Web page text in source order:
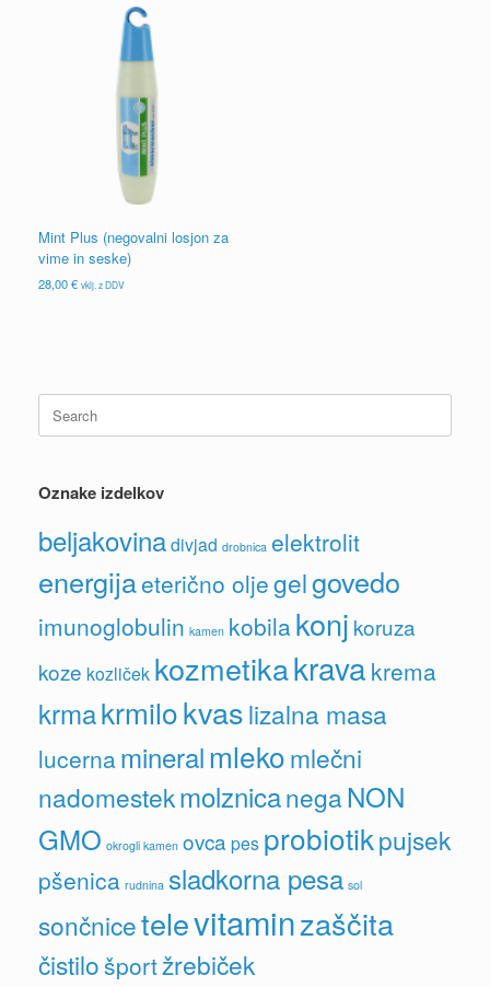
Mint Plus (negovalni losjon za
vime in seske)
28,00€ vklj. z DDV
Search
for:
Oznake izdelkov
beljakovinadivjad drobnica elektrolit
energijaeterično oljegelgovedo
imunoglobulin kamen kobilakonj koruza
koze kozliček kozmetikakrava krema
krmakrmilokvaslizalna masa
lucernamineralmlekomlečni
nadomestekmolznicanegaNON
GMO okrogli kamen ovca pes probiotikpujsek
pšenica rudnina sladkorna pesa sol
sončnicetelevitaminzaščita
čistilošportžrebiček